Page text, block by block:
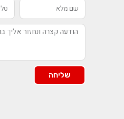
שליחה